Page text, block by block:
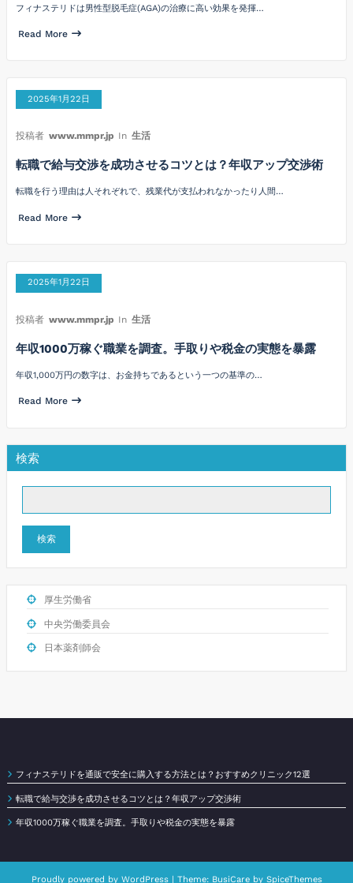
フィナステリドは男性型脱毛症(AGA)の治療に高い効果を発揮…
Read More
2025年1月22日
投稿者 www.mmpr.jp In 生活
転職で給与交渉を成功させるコツとは？年収アップ交渉術
転職を行う理由は人それぞれで、残業代が支払われなかったり人間…
Read More
2025年1月22日
投稿者 www.mmpr.jp In 生活
年収1000万稼ぐ職業を調査。手取りや税金の実態を暴露
年収1,000万円の数字は、お金持ちであるという一つの基準の…
Read More
検索
検索
厚生労働省
中央労働委員会
日本薬剤師会
フィナステリドを通販で安全に購入する方法とは？おすすめクリニック12選
転職で給与交渉を成功させるコツとは？年収アップ交渉術
年収1000万稼ぐ職業を調査。手取りや税金の実態を暴露
Proudly powered by WordPress| Theme: BusiCare bySpiceThemes